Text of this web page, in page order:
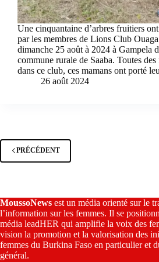
Une cinquantaine d’arbres fruitiers
par les membres de Lions Club
dimanche 25 août à 2024 à Gampela
commune rurale de Saaba. Toutes des
dans ce club, ces mamans ont porté
26 août 2024
PRÉCÉDENT
MoussoNews est un média orienté sur le
l’information sur les femmes. Il se
média leadHER qui amplifie la voix des
vision la promotion et la valorisation des
femmes du Burkina Faso en particulier et
général.